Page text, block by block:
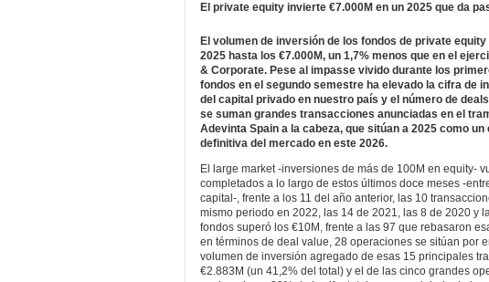
El private equity invierte €7.000M en un 2025 que da
El volumen de inversión de los fondos de private
2025 hasta los €7.000M, un 1,7% menos que en el
& Corporate. Pese al impasse vivido durante los
fondos en el segundo semestre ha elevado la cifra de
del capital privado en nuestro país y el número de
se suman grandes transacciones anunciadas en el
Adevinta Spain a la cabeza, que sitúan a 2025 como
definitiva del mercado en este 2026.
El large market -inversiones de más de 100M en equity-
completados a lo largo de estos últimos doce meses -
capital-, frente a los 11 del año anterior, las 10
mismo periodo en 2022, las 14 de 2021, las 8 de 2020 y
fondos superó los €10M, frente a las 97 que rebasaron
en términos de deal value, 28 operaciones se sitúan por
volumen de inversión agregado de esas 15 principales
€2.883M (un 41,2% del total) y el de las cinco grandes